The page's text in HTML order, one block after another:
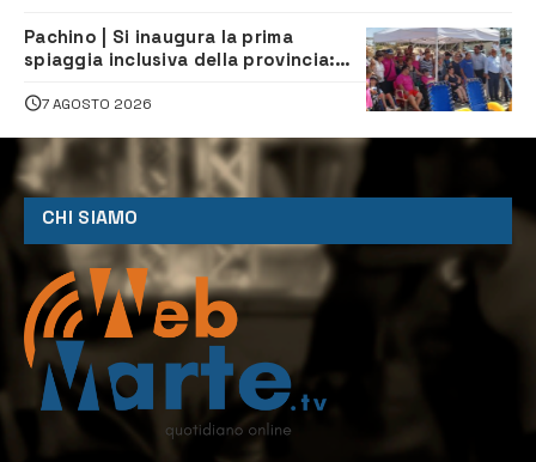
Pachino | Si inaugura la prima
spiaggia inclusiva della provincia:
tutti
7 AGOSTO 2026
CHI SIAMO